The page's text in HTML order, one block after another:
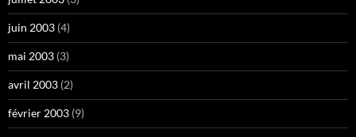
juin 2003 (4)
mai 2003 (3)
avril 2003 (2)
février 2003 (9)